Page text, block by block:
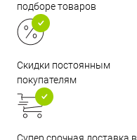
подборе товаров
Скидки постоянным
покупателям